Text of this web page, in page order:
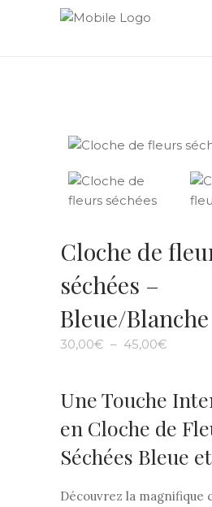
Cloche de
séchées –
Bleue/Blanche
30,00€ – 45,00€
à
45,00€
Une Touche
en Cloche de
Séchées Bleue
Découvrez la magnifique